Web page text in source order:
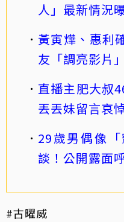
人」最新情況
黃寅燁、惠利
友「調亮影片
直播主肥大叔
丟丟妹留言哀
29歲男偶像
談！公開露面
#古曜威